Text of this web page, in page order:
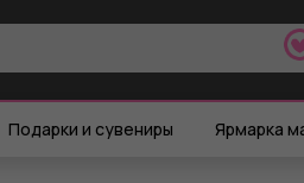
Подарки и сувениры Ярмарка